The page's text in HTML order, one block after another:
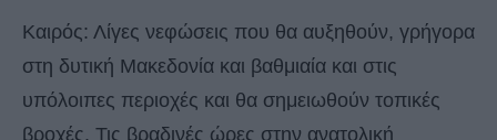
Καιρός: Λίγες νεφώσεις που θα αυξηθούν, γρήγορα
στη δυτική Μακεδονία και βαθμιαία και στις
υπόλοιπες περιοχές και θα σημειωθούν τοπικές
βροχές. Τις βραδινές ώρες στην ανατολική